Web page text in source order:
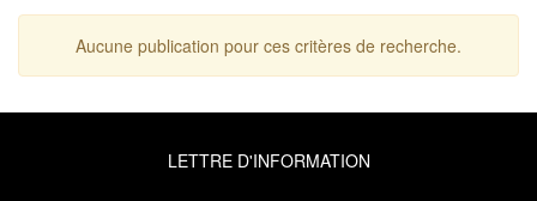
Aucune publication pour ces critères de recherche.
LETTRE D'INFORMATION